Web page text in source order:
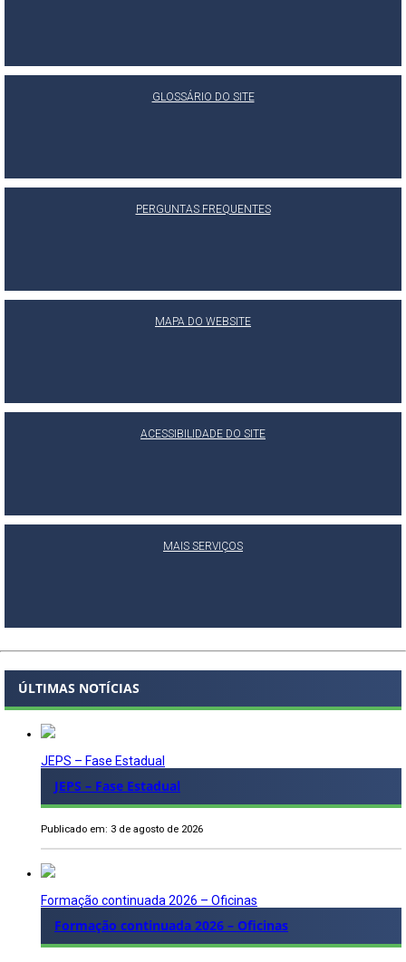
GLOSSÁRIO DO SITE
PERGUNTAS FREQUENTES
MAPA DO WEBSITE
ACESSIBILIDADE DO SITE
MAIS SERVIÇOS
ÚLTIMAS NOTÍCIAS
JEPS – Fase Estadual
JEPS – Fase Estadual
Publicado em: 3 de agosto de 2026
Formação continuada 2026 – Oficinas
Formação continuada 2026 – Oficinas